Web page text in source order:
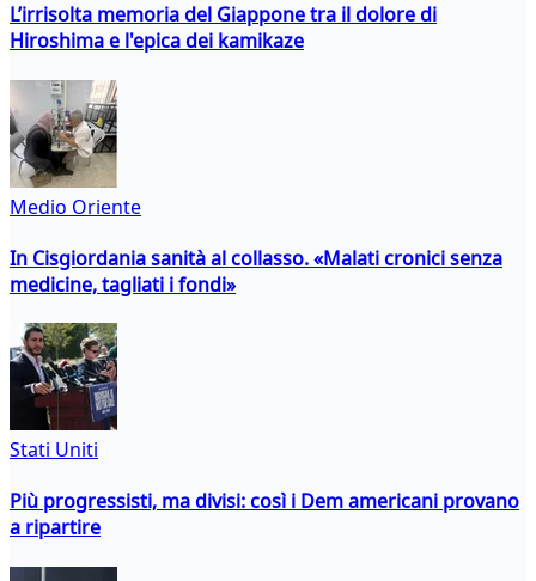
L’irrisolta memoria del Giappone tra il dolore di
Hiroshima e l'epica dei kamikaze
Medio Oriente
In Cisgiordania sanità al collasso. «Malati cronici senza
medicine, tagliati i fondi»
Stati Uniti
Più progressisti, ma divisi: così i Dem americani provano
a ripartire